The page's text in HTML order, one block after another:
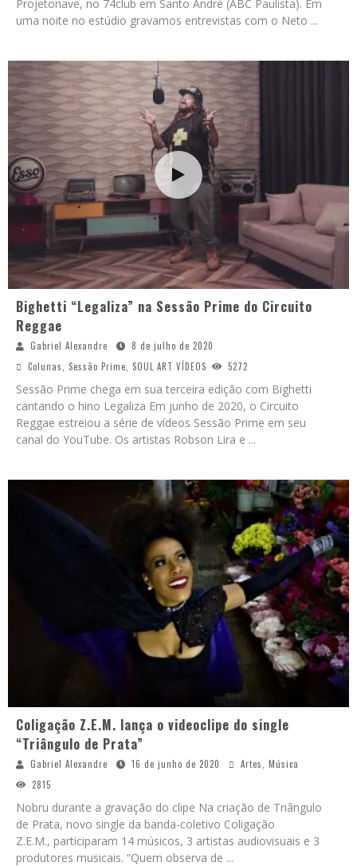
Projetonave, no 74club em Santo André (ABC Paulista). Em
uma noite no estúdio gravamos entrevistas com o Neto ...
Bighetti “Legaliza” na Sessão Prime do Circuito
Reggae
Gabriel Alexandre
8 de julho de 2020
Colunas
Sessão Prime SOUL ART VÍDEOS 5272
Sessão Prime chega em sua terceira edição com Bighetti
cantando o hino Legaliza Em junho de 2020, o Circuito
Reggae estreiou a série de vídeos Sessão Prime em seu
canal do YouTube. Os artistas Robson Lira e ...
Coligação Z.E.M. lança o videoclipe do single
“Triângulo de Prata”
Gabriel Alexandre 16 de junho de 2020 Artes
Música
2815
Nobru durante a gravação do clipe Na criação de Triângulo
de Prata, novo single da banda-coletivo Coligação
Z.E.M., participaram 14 músicos, 3 artistas audiovisuais e 3
produtores musicais. “Quem observa de ...